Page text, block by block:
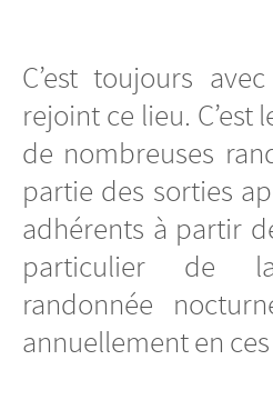
C’est toujours
rejoint ce lieu.
de nombreuses
partie des sorties
adhérents à partir
particulier de
randonnée
annuellement en